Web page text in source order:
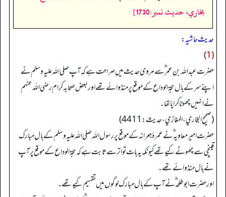
بخاري، حديث نمبر:1730]
حدیث حاشیہ:
(1)
حضرت عبداللہ بن عمر ؓ سے مروی حدیث میں صراحت ہے کہ آپ صلی اللہ علیہ وسلم نے
اپنے سر کے بال حجۃ الوداع کے موقع پر منڈوائے تھے اور بعض صحابہ کرام رضی اللہ عنہم
نے انہیں چھوٹا کرایا تھا۔
(صحیح البخاري، المغازي، حدیث: 4411)
حضرت امیر معاویہ ؓ نے عمرۂ جعرانه کے موقع پر رسول اللہ صلی اللہ علیہ وسلم کے بال مبارک
قینچی سے چھوٹے کیے تھے کیونکہ یہ بات تواتر سے ثابت ہے کہ حجۃ الوداع کے موقع پر آپ
نے بال منڈوائے تھے۔
اور حضرت ابو طلحہ ؓ نے آپ کے بال مبارک لوگوں میں تقسیم کیے تھے۔